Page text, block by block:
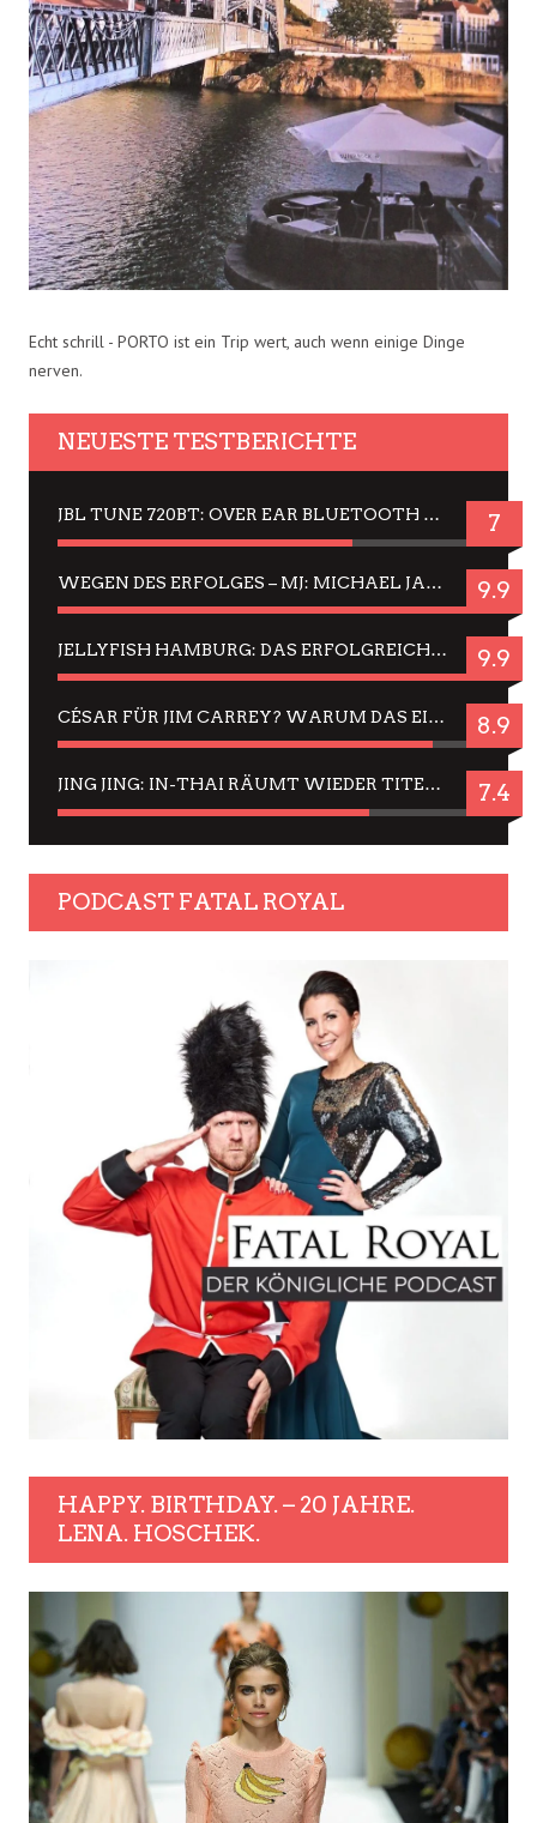
Echt schrill - PORTO ist ein Trip wert, auch wenn einige Dinge
nerven.
NEUESTE TESTBERICHTE
JBL TUNE 720BT: OVER EAR BLUETOOTH KOPFHÖRER UM DIE 50,-€ IM DAUER-TEST 7
WEGEN DES ERFOLGES – MJ: MICHAEL JACKSON MUSICAL IN EINER MATINEE SEHEN 9.9
JELLYFISH HAMBURG: DAS ERFOLGREICHE SOMMER-MENÜ 2025 IN GEFÜHLEN UND BILDERN 9.9
CÉSAR FÜR JIM CARREY? WARUM DAS EINER DER NERVIGSTEN ACTORS IST UND BLEIBT 8.9
JING JING: IN-THAI RÄUMT WIEDER TITEL AB – EIN ZWEI-STUNDEN-ERLEBNISBERICHT 7.4
PODCAST FATAL ROYAL
HAPPY. BIRTHDAY. – 20 JAHRE.
LENA. HOSCHEK.